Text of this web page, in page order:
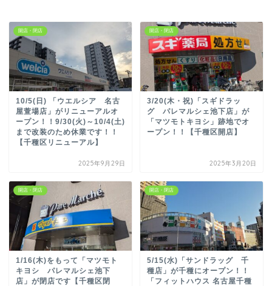
開店・閉店
10/5(日) 「ウエルシア 名古
屋萱場店」がリニューアルオ
ープン！！9/30(火)～10/4(土)
まで改装のため休業です！！
【千種区リニューアル】
2025年9月29日
開店・閉店
3/20(木・祝)「スギドラッ
グ パレマルシェ池下店」が
「マツモトキヨシ」跡地でオ
ープン！！【千種区開店】
2025年3月20日
開店・閉店
1/16(木)をもって「マツモト
キヨシ パレマルシェ池下
店」が閉店です【千種区閉
開店・閉店
5/15(水)「サンドラッグ 千
種店」が千種にオープン！！
「フィットハウス 名古屋千種